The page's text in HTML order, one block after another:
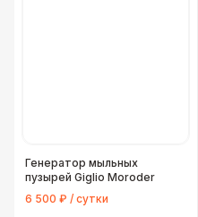
Генератор мыльных
пузырей Giglio Moroder
6 500 ₽ / сутки